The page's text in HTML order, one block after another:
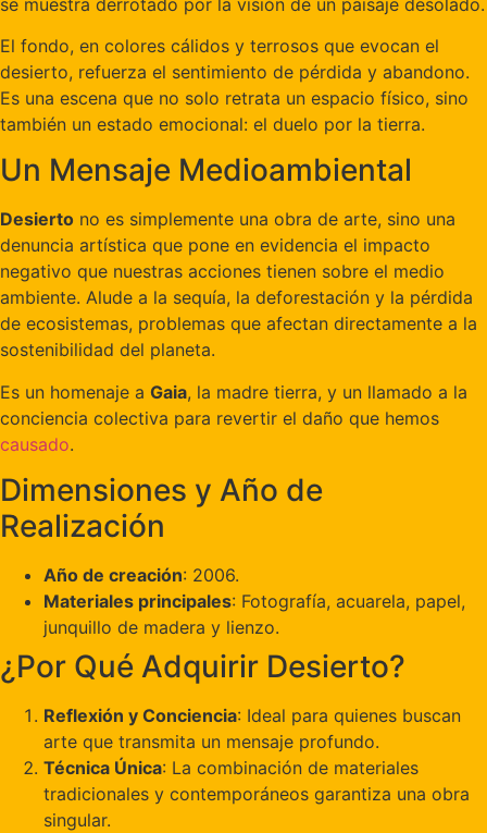
El fondo, en colores cálidos y terrosos que evocan el
desierto, refuerza el sentimiento de pérdida y abandono.
Es una escena que no solo retrata un espacio físico, sino
también un estado emocional: el duelo por la tierra.
Un Mensaje Medioambiental
Desierto no es simplemente una obra de arte, sino una
denuncia artística que pone en evidencia el impacto
negativo que nuestras acciones tienen sobre el medio
ambiente. Alude a la sequía, la deforestación y la pérdida
de ecosistemas, problemas que afectan directamente a la
sostenibilidad del planeta.
Es un homenaje a Gaia, la madre tierra, y un llamado a la
conciencia colectiva para revertir el daño que hemos
causado.
Dimensiones y Año de
Realización
Año de creación: 2006.
Materiales principales: Fotografía, acuarela, papel,
junquillo de madera y lienzo.
¿Por Qué Adquirir Desierto?
Reflexión y Conciencia: Ideal para quienes buscan
arte que transmita un mensaje profundo.
Técnica Única: La combinación de materiales
tradicionales y contemporáneos garantiza una obra
singular.